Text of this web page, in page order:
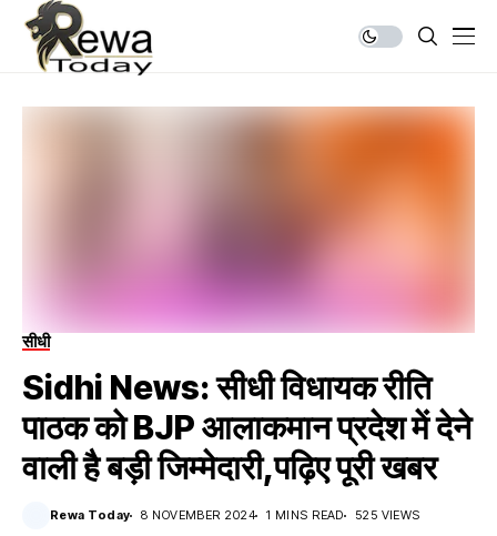
सीधी
Sidhi News: सीधी विधायक रीति
पाठक को BJP आलाकमान प्रदेश में देने
वाली है बड़ी जिम्मेदारी,पढ़िए पूरी खबर
Rewa Today 8 NOVEMBER 2024 1 MINS READ 525 VIEWS